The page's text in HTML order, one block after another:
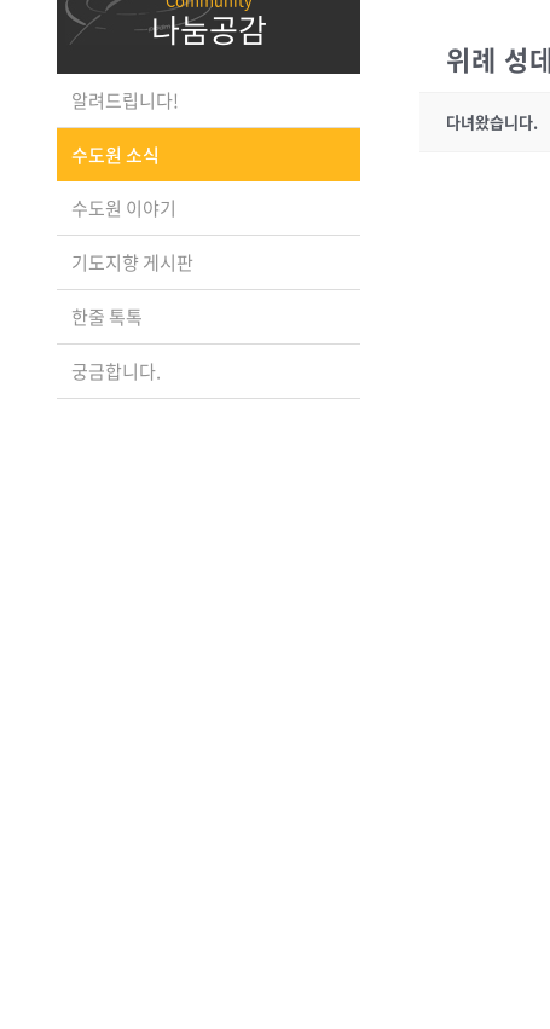
위례 성
다녀왔습니다.
나눔공감
알려드립니다!
수도원 소식
수도원 이야기
기도지향 게시판
한줄 톡톡
궁금합니다.